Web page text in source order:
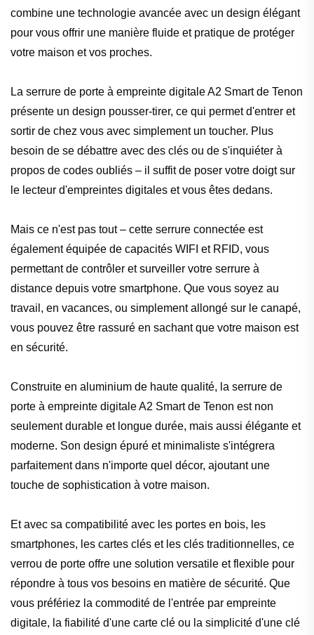
combine une technologie avancée avec un design élégant
pour vous offrir une manière fluide et pratique de protéger
votre maison et vos proches.
La serrure de porte à empreinte digitale A2 Smart de Tenon
présente un design pousser-tirer, ce qui permet d'entrer et
sortir de chez vous avec simplement un toucher. Plus
besoin de se débattre avec des clés ou de s'inquiéter à
propos de codes oubliés – il suffit de poser votre doigt sur
le lecteur d'empreintes digitales et vous êtes dedans.
Mais ce n'est pas tout – cette serrure connectée est
également équipée de capacités WIFI et RFID, vous
permettant de contrôler et surveiller votre serrure à
distance depuis votre smartphone. Que vous soyez au
travail, en vacances, ou simplement allongé sur le canapé,
vous pouvez être rassuré en sachant que votre maison est
en sécurité.
Construite en aluminium de haute qualité, la serrure de
porte à empreinte digitale A2 Smart de Tenon est non
seulement durable et longue durée, mais aussi élégante et
moderne. Son design épuré et minimaliste s'intégrera
parfaitement dans n'importe quel décor, ajoutant une
touche de sophistication à votre maison.
Et avec sa compatibilité avec les portes en bois, les
smartphones, les cartes clés et les clés traditionnelles, ce
verrou de porte offre une solution versatile et flexible pour
répondre à tous vos besoins en matière de sécurité. Que
vous préfériez la commodité de l'entrée par empreinte
digitale, la fiabilité d'une carte clé ou la simplicité d'une clé